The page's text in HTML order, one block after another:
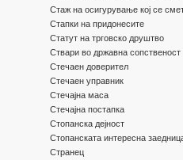
Стаж на осигурување кој се
Стапки на придонесите
Статут на трговско друштво
Ствари во државна сопственост
Стечаен доверител
Стечаен управник
Стечајна маса
Стечајна постапка
Стопанска дејност
Стопанската интересна
Странец